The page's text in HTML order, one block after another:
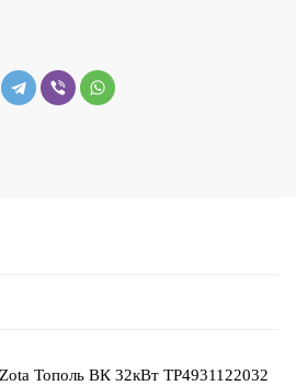
Тополь ВК 32кВт TP4931122032